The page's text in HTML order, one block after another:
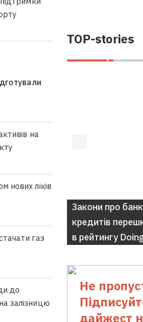
на
нових ліків
газ
до
залізницю
TOP-stories
Закони про
кредитів
в рейтингу
Не
дайжест